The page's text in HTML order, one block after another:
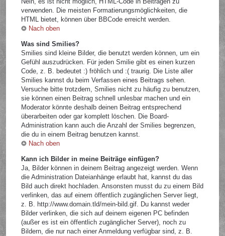
verwenden. Die meisten Formatierungsmöglichkeiten, die
HTML bietet, können über BBCode erreicht werden.
Nach oben
Was sind Smilies?
Smilies sind kleine Bilder, die benutzt werden können, um ein
Gefühl auszudrücken. Für jeden Smilie gibt es einen kurzen
Code, z. B. bedeutet :) fröhlich und :( traurig. Die Liste aller
Smilies kannst du beim Verfassen eines Beitrags sehen.
Versuche bitte trotzdem, Smilies nicht zu häufig zu benutzen,
sie können einen Beitrag schnell unlesbar machen und ein
Moderator könnte deshalb deinen Beitrag entsprechend
überarbeiten oder gar komplett löschen. Die Board-
Administration kann auch die Anzahl der Smilies begrenzen,
die du in einem Beitrag benutzen kannst.
Nach oben
Kann ich Bilder in meine Beiträge einfügen?
Ja, Bilder können in deinem Beitrag angezeigt werden. Wenn
die Administration Dateianhänge erlaubt hat, kannst du das
Bild auch direkt hochladen. Ansonsten musst du zu einem Bild
verlinken, das auf einem öffentlich zugänglichen Server liegt,
z. B. http://www.domain.tld/mein-bild.gif. Du kannst weder
Bilder verlinken, die sich auf deinem eigenen PC befinden
(außer es ist ein öffentlich zugänglicher Server), noch zu
Bildern, die nur nach einer Anmeldung verfügbar sind, z. B.